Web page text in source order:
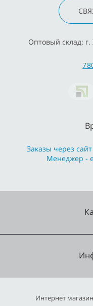
Оптовый склад: г.
Заказы через
Менеджер -
Интернет